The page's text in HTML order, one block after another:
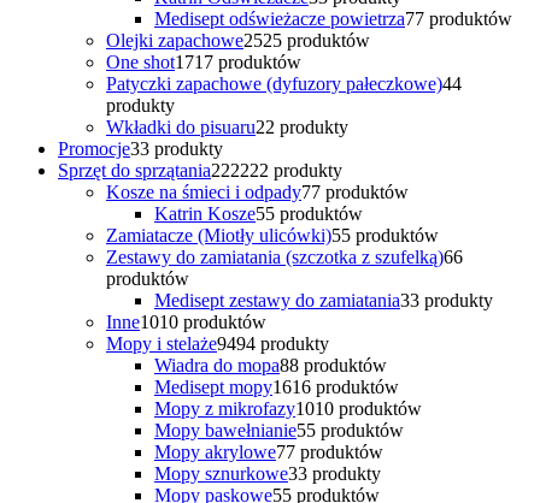
Medisept odświeżacze powietrza77 produktów
Olejki zapachowe2525 produktów
One shot1717 produktów
Patyczki zapachowe (dyfuzory pałeczkowe)44
produkty
Wkładki do pisuaru22 produkty
Promocje33 produkty
Sprzęt do sprzątania222222 produkty
Kosze na śmieci i odpady77 produktów
Katrin Kosze55 produktów
Zamiatacze (Miotły ulicówki)55 produktów
Zestawy do zamiatania (szczotka z szufelką)66
produktów
Medisept zestawy do zamiatania33 produkty
Inne1010 produktów
Mopy i stelaże9494 produkty
Wiadra do mopa88 produktów
Medisept mopy1616 produktów
Mopy z mikrofazy1010 produktów
Mopy bawełnianie55 produktów
Mopy akrylowe77 produktów
Mopy sznurkowe33 produkty
Mopy paskowe55 produktów